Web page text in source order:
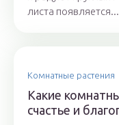
листа появляется...
Комнатные растения
Какие
счастье и